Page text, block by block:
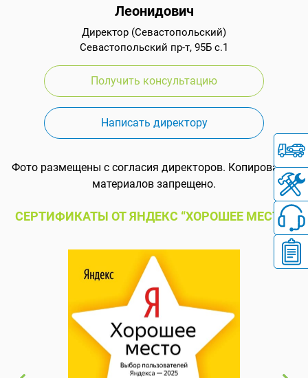
Леонидович
Директор (Севастопольский)
Севастопольский пр-т, 95Б с.1
Получить консультацию
Написать директору
Фото размещены с согласия директоров. Копирование
материалов запрещено.
СЕРТИФИКАТЫ ОТ ЯНДЕКС “ХОРОШЕЕ МЕСТО”